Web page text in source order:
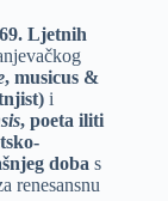
69. Ljetnih
, musicus &
i
, poeta iliti
doba s
renesansnu